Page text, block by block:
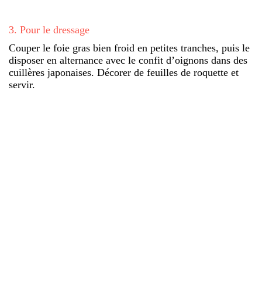
3. Pour le dressage
Couper le foie gras bien froid en petites tranches, puis le
disposer en alternance avec le confit d’oignons dans des
cuillères japonaises. Décorer de feuilles de roquette et
servir.